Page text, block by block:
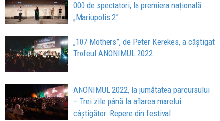
000 de spectatori, la premiera națională
„Mariupolis 2”
„107 Mothers”, de Peter Kerekes, a câștigat
Trofeul ANONIMUL 2022
ANONIMUL 2022, la jumătatea parcursului
– Trei zile până la aflarea marelui
câștigător. Repere din festival